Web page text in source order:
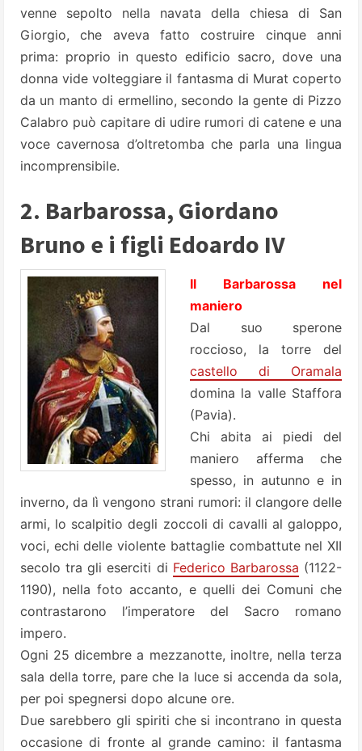
venne sepolto nella navata della chiesa di San
Giorgio, che aveva fatto costruire cinque anni
prima: proprio in questo edificio sacro, dove una
donna vide volteggiare il fantasma di Murat coperto
da un manto di ermellino, secondo la gente di Pizzo
Calabro può capitare di udire rumori di catene e una
voce cavernosa d’oltretomba che parla una lingua
incomprensibile.
2. Barbarossa, Giordano
Bruno e i figli Edoardo IV
Il Barbarossa nel
maniero
Dal suo sperone
roccioso, la torre del
castello di Oramala
domina la valle Staffora
(Pavia).
Chi abita ai piedi del
maniero afferma che
spesso, in autunno e in
inverno, da lì vengono strani rumori: il clangore delle
armi, lo scalpitio degli zoccoli di cavalli al galoppo,
voci, echi delle violente battaglie combattute nel XII
secolo tra gli eserciti di Federico Barbarossa (1122-
1190), nella foto accanto, e quelli dei Comuni che
contrastarono l’imperatore del Sacro romano
impero.
Ogni 25 dicembre a mezzanotte, inoltre, nella terza
sala della torre, pare che la luce si accenda da sola,
per poi spegnersi dopo alcune ore.
Due sarebbero gli spiriti che si incontrano in questa
occasione di fronte al grande camino: il fantasma